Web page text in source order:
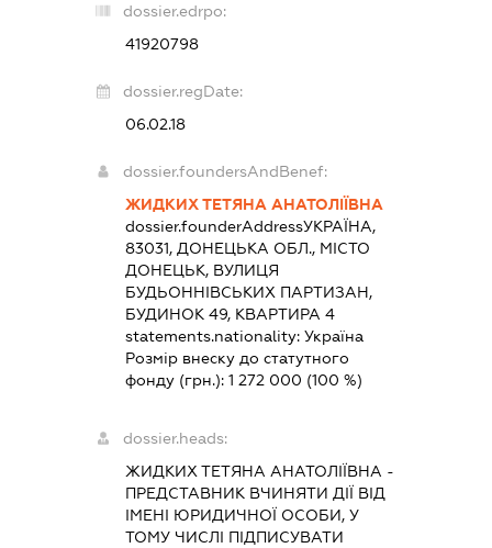
dossier.edrpo:
41920798
dossier.regDate:
06.02.18
dossier.foundersAndBenef:
ЖИДКИХ ТЕТЯНА АНАТОЛІЇВНА
dossier.founderAddressУКРАЇНА,
83031, ДОНЕЦЬКА ОБЛ., МІСТО
ДОНЕЦЬК, ВУЛИЦЯ
БУДЬОННІВСЬКИХ ПАРТИЗАН,
БУДИНОК 49, КВАРТИРА 4
statements.nationality: Україна
Розмір внеску до статутного
фонду (грн.): 1 272 000 (100 %)
dossier.heads:
ЖИДКИХ ТЕТЯНА АНАТОЛІЇВНА -
ПРЕДСТАВНИК ВЧИНЯТИ ДІЇ ВІД
ІМЕНІ ЮРИДИЧНОЇ ОСОБИ, У
ТОМУ ЧИСЛІ ПІДПИСУВАТИ